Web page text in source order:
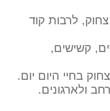
לרבות קוד
קשישים,
בחיי היום יום.
ולארגונים.